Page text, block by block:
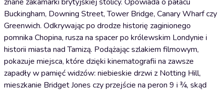
Buckingham, Downing Street, Tower Bridge, Canary Wharf czy
Greenwich. Odkrywając po drodze historię zaginionego
pomnika Chopina, rusza na spacer po królewskim Londynie i
historii miasta nad Tamizą. Podążając szlakiem filmowym,
pokazuje miejsca, które dzięki kinematografii na zawsze
zapadły w pamięć widzów: niebieskie drzwi z Notting Hill,
mieszkanie Bridget Jones czy przejście na peron 9 i ¾, skąd